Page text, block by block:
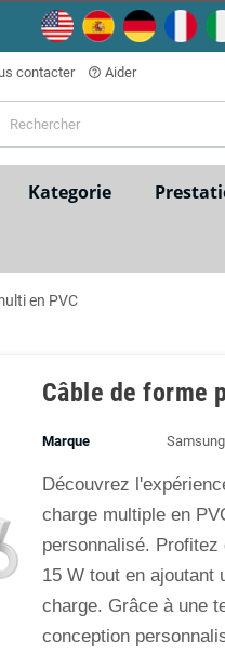
contacter help_outline Aider
Kategorie
en PVC
Câble de forme
Marque Samsung
Découvrez
charge multiple en
personnalisé.
15 W tout en ajoutant
charge. Grâce à une
conception